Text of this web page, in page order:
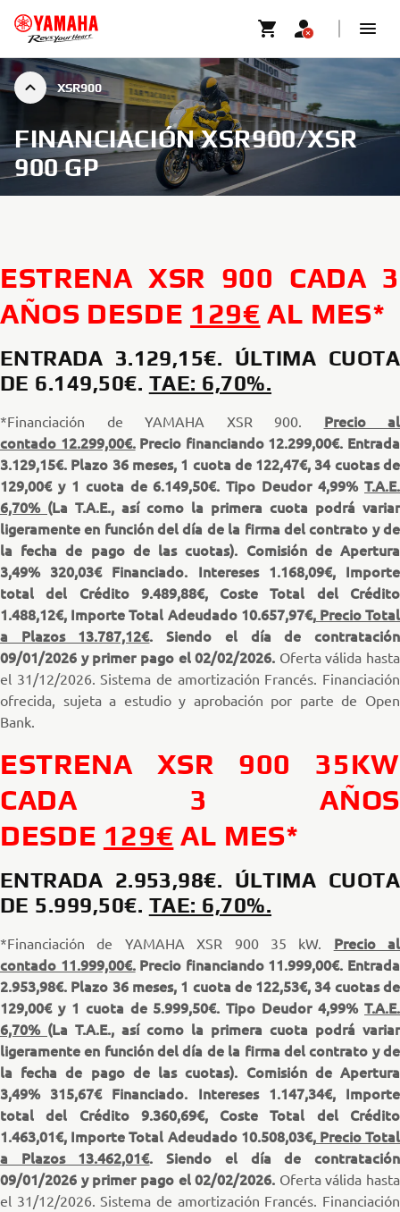
XSR900
FINANCIACIÓN XSR900/XSR
900 GP
ESTRENA XSR 900 CADA 3
AÑOS DESDE 129€ AL MES*
ENTRADA 3.129,15€. ÚLTIMA CUOTA
DE 6.149,50€. TAE: 6,70%.
*Financiación de YAMAHA XSR 900. Precio al
contado 12.299,00€.Precio financiando 12.299,00€. Entrada
3.129,15€. Plazo 36 meses, 1 cuota de 122,47€, 34 cuotas de
129,00€ y 1 cuota de 6.149,50€. Tipo Deudor 4,99% T.A.E.
6,70% (La T.A.E., así como la primera cuota podrá variar
ligeramente en función del día de la firma del contrato y de
la fecha de pago de las cuotas). Comisión de Apertura
3,49% 320,03€ Financiado. Intereses 1.168,09€, Importe
total del Crédito 9.489,88€, Coste Total del Crédito
1.488,12€, Importe Total Adeudado 10.657,97€,Precio Total
a Plazos 13.787,12€. Siendo el día de contratación
09/01/2026 y primer pago el 02/02/2026. Oferta válida hasta
el 31/12/2026. Sistema de amortización Francés. Financiación
ofrecida, sujeta a estudio y aprobación por parte de Open
Bank.
ESTRENA XSR 900 35KW
CADA 3 AÑOS
DESDE 129€ AL MES*
ENTRADA 2.953,98€. ÚLTIMA CUOTA
DE 5.999,50€. TAE: 6,70%.
*Financiación de YAMAHA XSR 900 35 kW. Precio al
contado 11.999,00€.Precio financiando 11.999,00€. Entrada
2.953,98€. Plazo 36 meses, 1 cuota de 122,53€, 34 cuotas de
129,00€ y 1 cuota de 5.999,50€. Tipo Deudor 4,99% T.A.E.
6,70% (La T.A.E., así como la primera cuota podrá variar
ligeramente en función del día de la firma del contrato y de
la fecha de pago de las cuotas). Comisión de Apertura
3,49% 315,67€ Financiado. Intereses 1.147,34€, Importe
total del Crédito 9.360,69€, Coste Total del Crédito
1.463,01€, Importe Total Adeudado 10.508,03€,Precio Total
a Plazos 13.462,01€. Siendo el día de contratación
09/01/2026 y primer pago el 02/02/2026. Oferta válida hasta
el 31/12/2026. Sistema de amortización Francés. Financiación